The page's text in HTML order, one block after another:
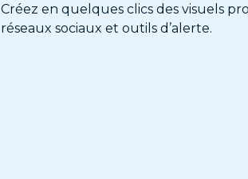
Créez en quelques clics des visuels
réseaux sociaux et outils d’alerte.